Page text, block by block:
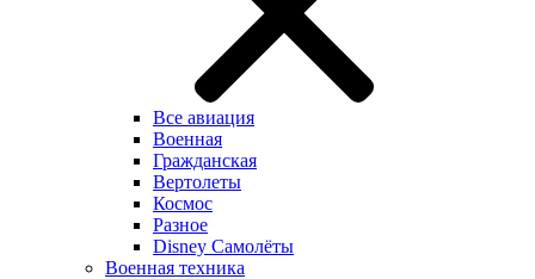
Все авиация
Военная
Гражданская
Вертолеты
Космос
Разное
Disney Самолёты
Военная техника